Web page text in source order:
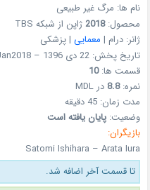
نام ها: مرگ غیر طبیعی
محصول:2018ژاپن از شبکه TBS
ژانر: درام | معمایی | پزشکی
تاریخ پخش: 22 دی 1396 – 12Jan2018
قسمت ها:10
نمره:8.8 در MDL
مدت زمان: 45 دقیقه
وضعیت:پایان یافته است
بازیگران:
Satomi Ishihara – Arata Iura
تا قسمت آخر اضافه شد.